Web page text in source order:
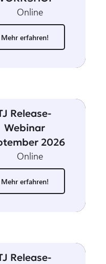
Online
Mehr erfahren!
Release-
Webinar
2026
Online
Mehr erfahren!
Release-